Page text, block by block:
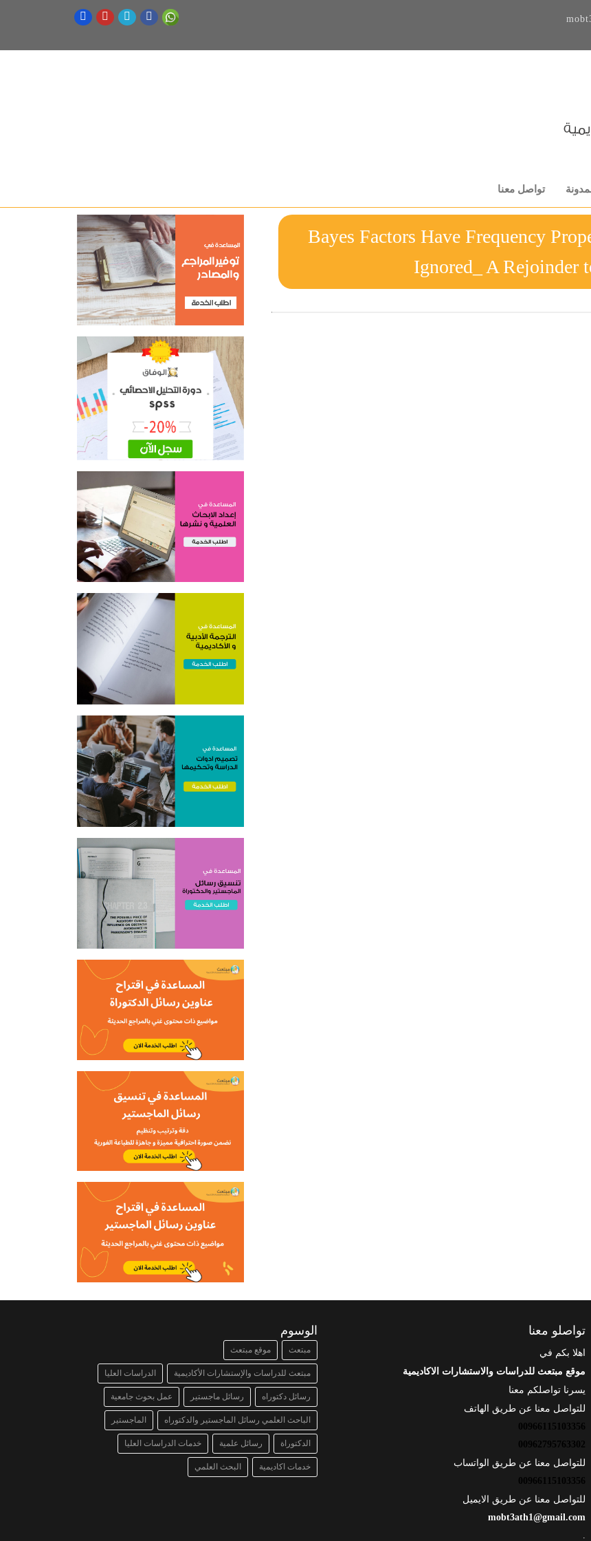
تواصل معنا
16-Bayes Factors Have Frequency
Ignored_ A Rejoinder
تواصلو معنا
اهلا بكم في
موقع مبتعث للدراسات والاستشارات الاكاديمية
يسرنا تواصلكم معنا
للتواصل معنا عن طريق الهاتف
00966115103356
00962795763302
للتواصل معنا عن طريق الواتساب
00966115103356
للتواصل معنا عن طريق الايميل
mobt3ath1@gmail.com
الوسوم
مبتعث موقع مبتعث
مبتعث للدراسات والإستشارات الأكاديمية الدراسات العليا
رسائل دكتوراه رسائل ماجستير عمل بحوث جامعية
الباحث العلمي رسائل الماجستير والدكتوراه الماجستير
الدكتوراة رسائل علمية خدمات الدراسات العليا
خدمات اكاديمية البحث العلمي